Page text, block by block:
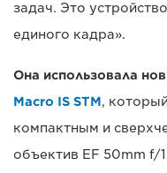
задач. Это
единого кадра».
Она использовала
Macro IS STM,
компактным и
объектив EF 50mm f/